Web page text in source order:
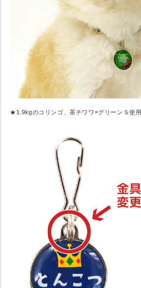
★1.9kgのコリンゴ、茶チワワ×グリーンＳ使用